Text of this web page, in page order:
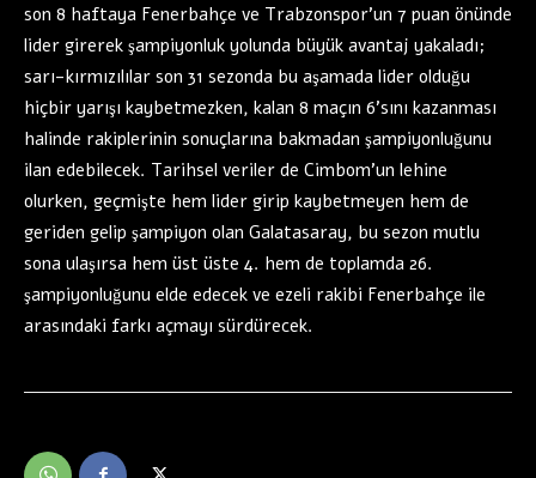
son 8 haftaya Fenerbahçe ve Trabzonspor’un 7 puan önünde
lider girerek şampiyonluk yolunda büyük avantaj yakaladı;
sarı-kırmızılılar son 31 sezonda bu aşamada lider olduğu
hiçbir yarışı kaybetmezken, kalan 8 maçın 6’sını kazanması
halinde rakiplerinin sonuçlarına bakmadan şampiyonluğunu
ilan edebilecek. Tarihsel veriler de Cimbom’un lehine
olurken, geçmişte hem lider girip kaybetmeyen hem de
geriden gelip şampiyon olan Galatasaray, bu sezon mutlu
sona ulaşırsa hem üst üste 4. hem de toplamda 26.
şampiyonluğunu elde edecek ve ezeli rakibi Fenerbahçe ile
arasındaki farkı açmayı sürdürecek.